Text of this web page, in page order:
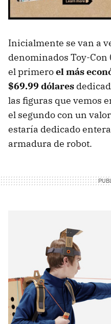
Inicialmente se van a
denominados Toy-Con
el primeroel más
$69.99 dólares
las figuras que vemos
el segundo con un
estaría dedicado
armadura de robot.